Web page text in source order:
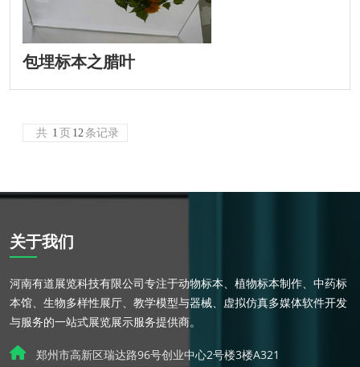
包埋标本之腊叶
共 1 页 12 条记录
关于我们
河南有道展览科技有限公司专注于动物标本、植物标本制作、中药标
本馆、生物多样性展厅、教学模型与器械、虚拟仿真多媒体软件开发
与服务的一站式展览展示服务提供商。
郑州市高新区瑞达路96号创业中心2号楼3楼A321